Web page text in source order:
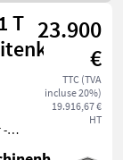
T 23.900
€
TTC (TVA
incluse 20%)
19.916,67 €
HT
-